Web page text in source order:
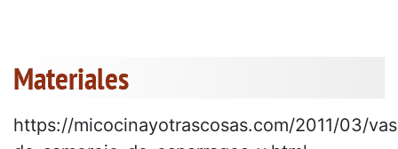
Materiales
https://micocinayotrascosas.com/2011/03/